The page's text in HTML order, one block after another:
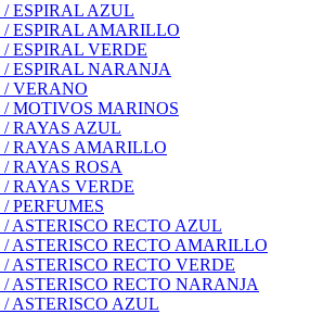
/ ESPIRAL AZUL
/ ESPIRAL AMARILLO
/ ESPIRAL VERDE
/ ESPIRAL NARANJA
/ VERANO
/ MOTIVOS MARINOS
/ RAYAS AZUL
/ RAYAS AMARILLO
/ RAYAS ROSA
/ RAYAS VERDE
/ PERFUMES
/ ASTERISCO RECTO AZUL
/ ASTERISCO RECTO AMARILLO
/ ASTERISCO RECTO VERDE
/ ASTERISCO RECTO NARANJA
/ ASTERISCO AZUL